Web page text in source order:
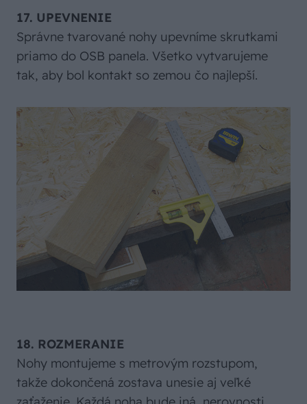
17. UPEVNENIE
Správne tvarované nohy upevníme skrutkami
priamo do OSB panela. Všetko vytvarujeme
tak, aby bol kontakt so zemou čo najlepší.
18. ROZMERANIE
Nohy montujeme s metrovým rozstupom,
takže dokončená zostava unesie aj veľké